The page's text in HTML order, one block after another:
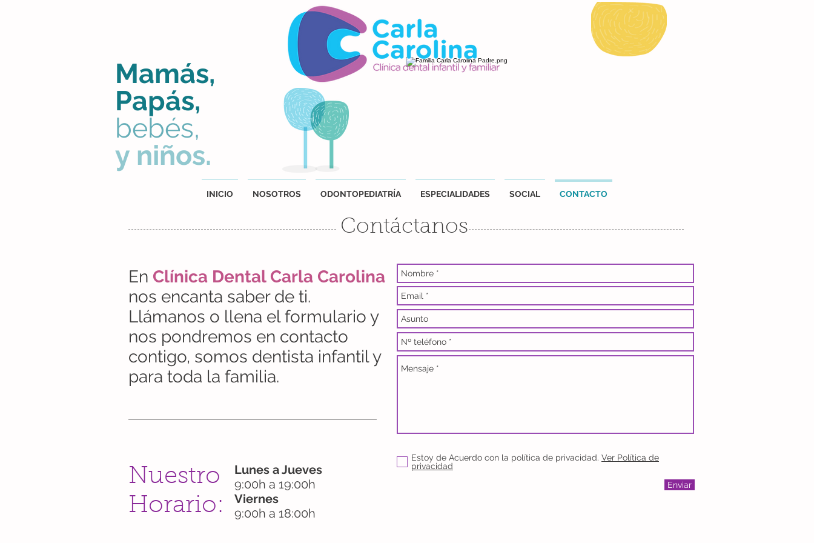
Mamás,
Papás,
bebés,
y niños.
INICIO NOSOTROS ODONTOPEDIATRÍA ESPECIALIDADES SOCIAL CONTACTO
Contáctanos
En Clínica Dental Carla Carolina
nos encanta saber de ti.
Llámanos o llena el formulario y
nos pondremos en contacto
contigo, somos dentista infantil y
para toda la familia.
Nuestro
Horario:
Lunes a Jueves
9:00h a 19:00h
Viernes
9:00h a 18:00h
Estoy de Acuerdo con la política de privacidad. Ver Política de
privacidad
Enviar